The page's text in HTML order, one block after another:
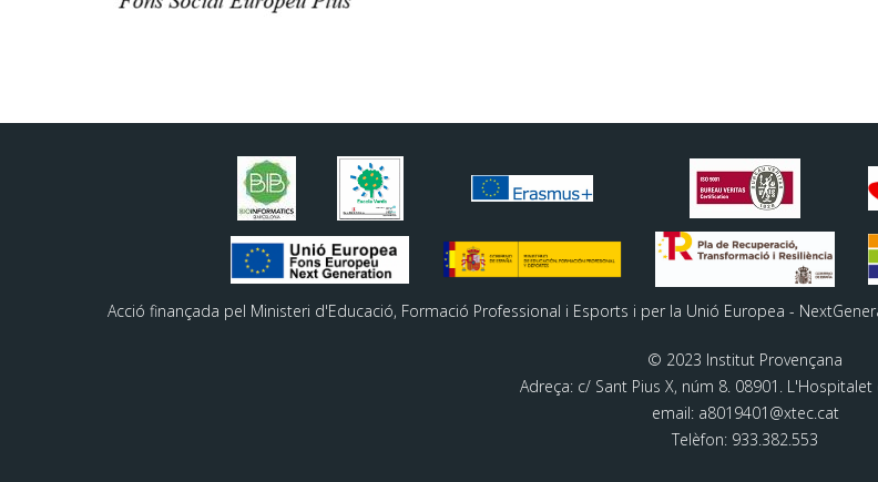
Acció finançada pel Ministeri d'Educació, Formació Professional i Esports i per la Unió Europea -
© 2023 Institut Provençana
Adreça: c/ Sant Pius X, núm 8. 08901.
email: a8019401@xtec.cat
Telèfon: 933.382.553